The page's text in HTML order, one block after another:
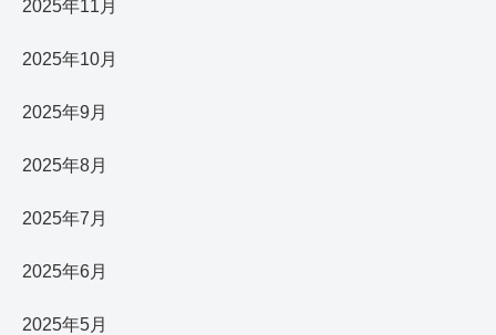
2025年11月
2025年10月
2025年9月
2025年8月
2025年7月
2025年6月
2025年5月